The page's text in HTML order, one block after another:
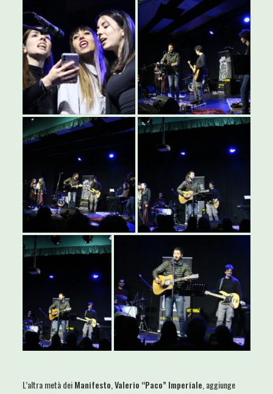
L’altra metà deiManifesto Valerio “Paco” Imperiale , aggiunge